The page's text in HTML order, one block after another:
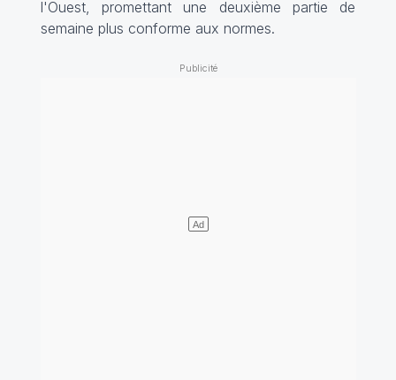
l'Ouest, promettant une deuxième partie de
semaine plus conforme aux normes.